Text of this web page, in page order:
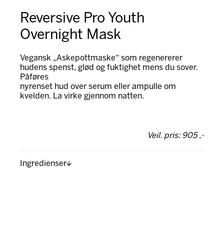
Reversive Pro Youth
Overnight Mask
Vegansk „Askepottmaske“ som regenererer
hudens spenst, glød og fuktighet mens du sover.
Påføres
nyrenset hud over serum eller ampulle om
kvelden. La virke gjennom natten.
Veil. pris: 905 ,-
Ingredienser